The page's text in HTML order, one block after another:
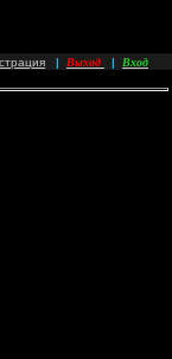
| Выход | Вход